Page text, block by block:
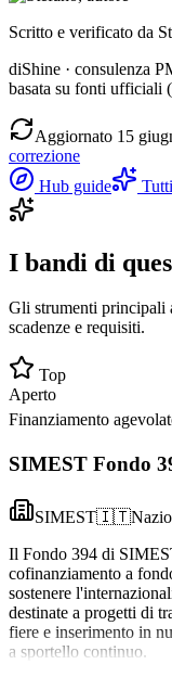
Scritto e verificato da
diShine · consulenza
basata su fonti
Aggiornato 15
correzione
Hub guide
I bandi di
Gli strumenti principali
scadenze e requisiti.
Top
Aperto
Finanziamento
SIMEST Fondo
SIMEST🇮🇹
Il Fondo 394 di
cofinanziamento a
sostenere
destinate a progetti di
fiere e inserimento in
a sportello continuo.